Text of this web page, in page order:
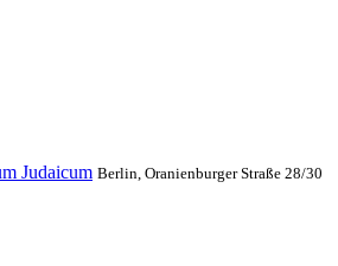
Judaicum Berlin, Oranienburger Straße 28/30